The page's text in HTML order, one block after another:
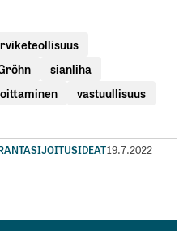
sianliha
vastuullisuus
SIJOITUSIDEAT19.7.2022